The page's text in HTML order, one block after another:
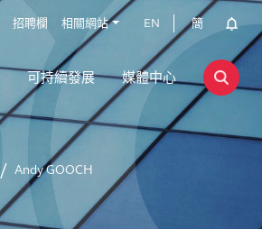
招聘欄 相關網站 EN 簡
可持續發展 媒體中心
Andy GOOCH